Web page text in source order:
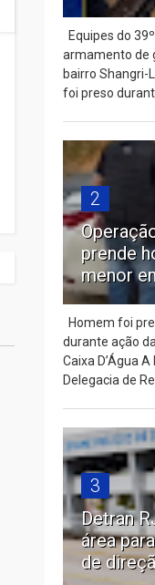
Equipes do
armamento de
bairro Shangri-
foi preso
2
prende
menor
Homem foi
durante ação
Caixa D’Água
Delegacia de
3
Detran
área
de